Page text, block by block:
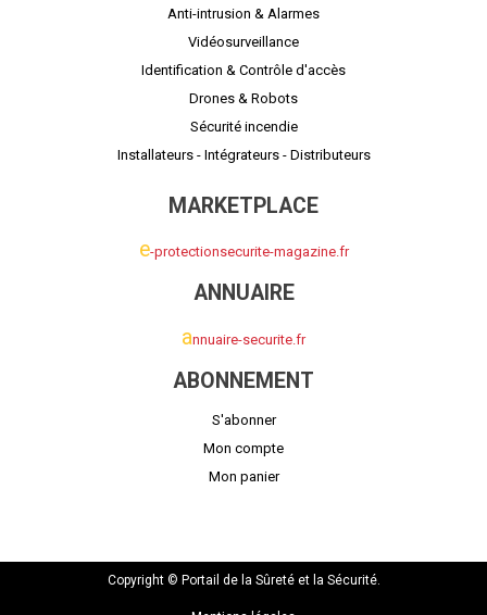
Anti-intrusion & Alarmes
Vidéosurveillance
Identification & Contrôle d'accès
Drones & Robots
Sécurité incendie
Installateurs - Intégrateurs - Distributeurs
MARKETPLACE
e-protectionsecurite-magazine.fr
ANNUAIRE
annuaire-securite.fr
ABONNEMENT
S'abonner
Mon compte
Mon panier
Copyright © Portail de la Sûreté et la Sécurité.